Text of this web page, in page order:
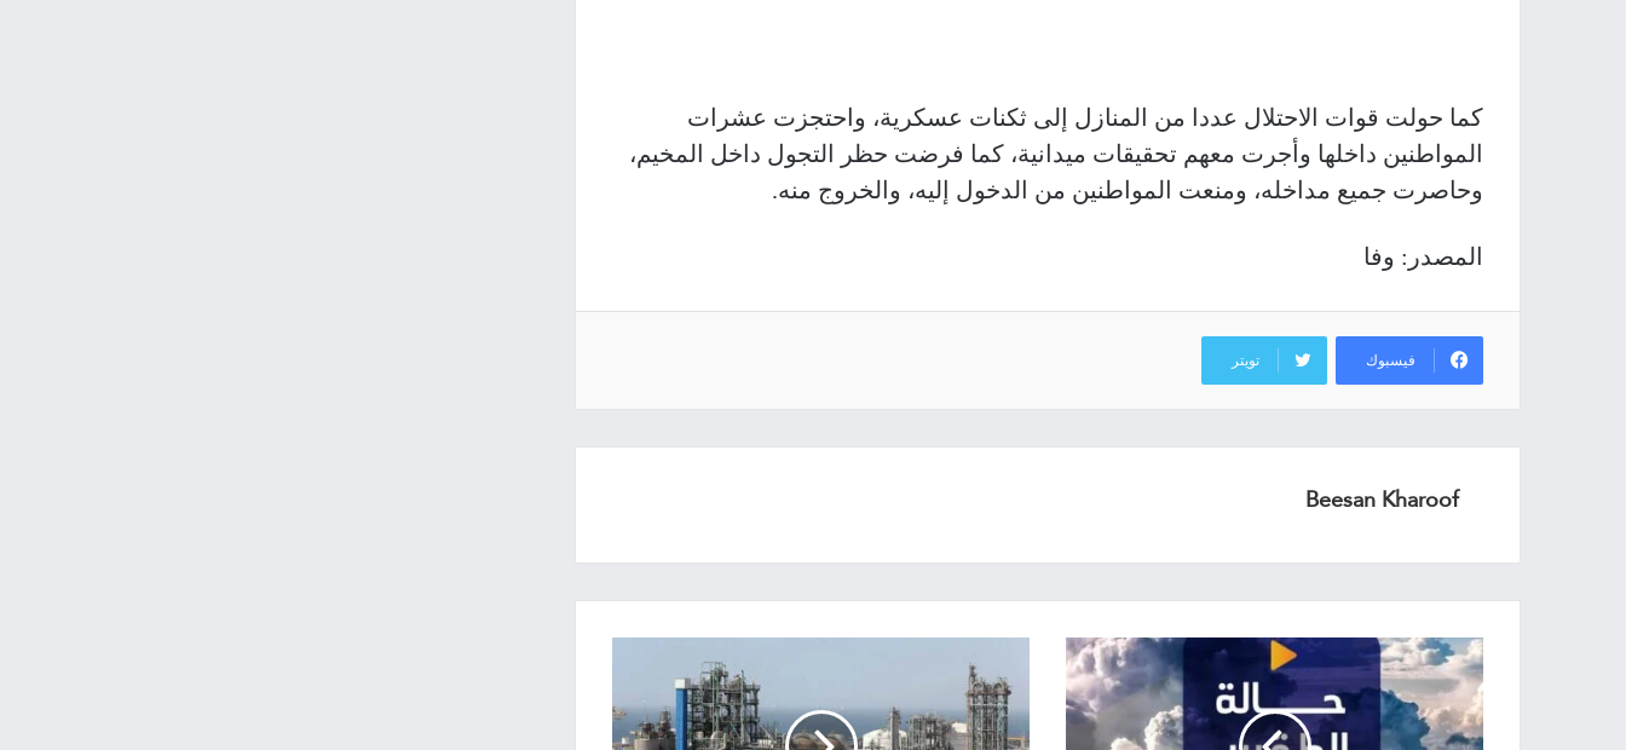
كما حولت قوات الاحتلال عددا من المنازل إلى ثكنات عسكرية، واحتجزت عشرات
المواطنين داخلها وأجرت معهم تحقيقات ميدانية، كما فرضت حظر التجول داخل المخيم،
وحاصرت جميع مداخله، ومنعت المواطنين من الدخول إليه، والخروج منه.
المصدر: وفا
فيسبوك تويتر
Beesan Kharoof